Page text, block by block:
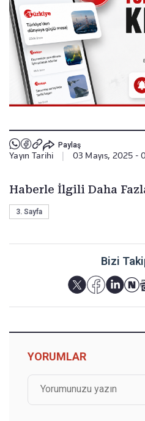
Paylaş
Yayın Tarihi 03 Mayıs, 2025 -
Haberle İlgili Daha
3. Sayfa
Bizi
YORUMLAR